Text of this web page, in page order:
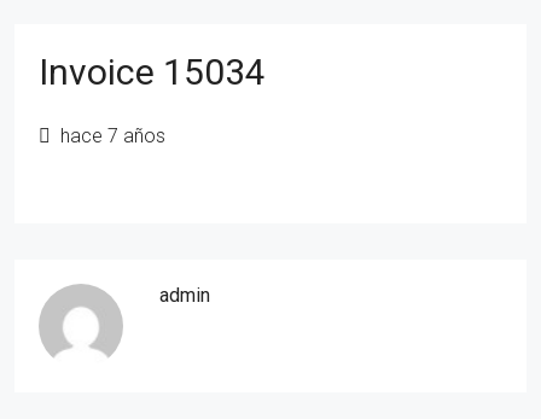
Invoice 15034
hace 7 años
admin